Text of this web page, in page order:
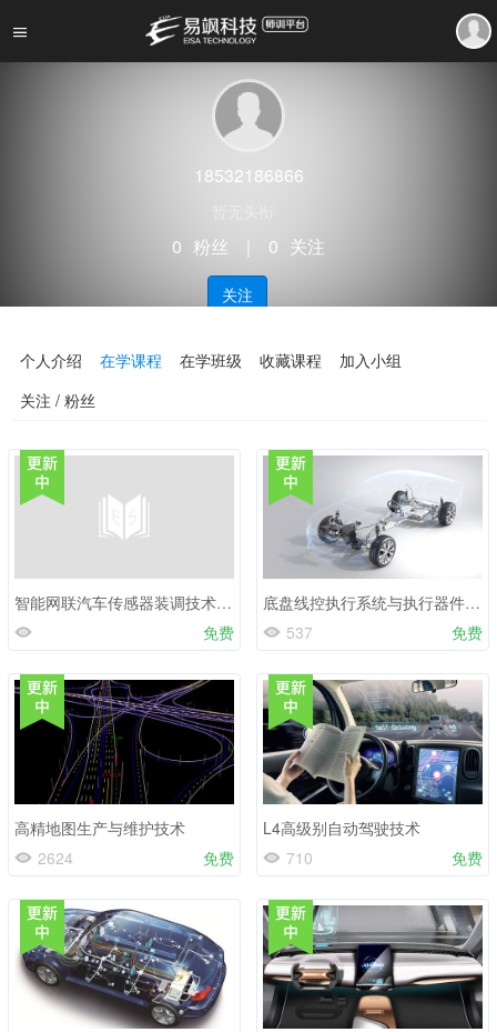
18532186866
0 粉丝 0 关注
关注
个人介绍 在学课程 在学班级 收藏课程
加入小组
关注 / 粉丝
智能网联汽车传感器装调技术智能网联汽车与传感器技术应用
免费
底盘线控执行系统与执行器件技术
537
免费
高精地图生产与维护技术
2624
免费
L4高级别自动驾驶技术
710
免费